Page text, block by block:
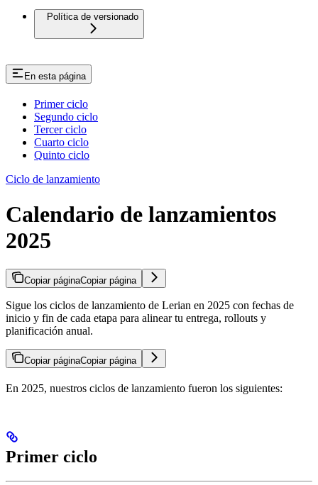
Política de versionado
En esta página
Primer ciclo
Segundo ciclo
Tercer ciclo
Cuarto ciclo
Quinto ciclo
Ciclo de lanzamiento
Calendario de lanzamientos
2025
Copiar páginaCopiar página
Sigue los ciclos de lanzamiento de Lerian en 2025 con fechas de
inicio y fin de cada etapa para alinear tu entrega, rollouts y
planificación anual.
Copiar páginaCopiar página
En 2025, nuestros ciclos de lanzamiento fueron los siguientes:
Primer ciclo